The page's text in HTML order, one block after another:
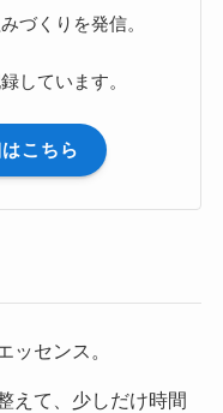
づくりを発信。
しています。
こちら
ッセンス。
えて、少しだけ時間